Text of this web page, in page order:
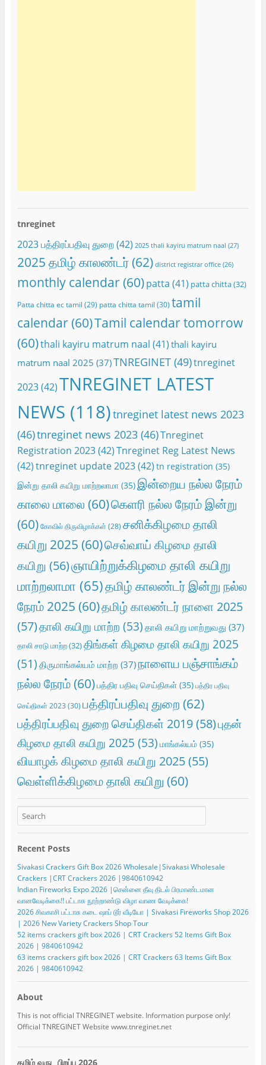
tnreginet
2023 பத்திரப்பதிவு துறை(42) 2025 thali kayiru matrum naal (27)
2025 தமிழ் காலண்டர்(62) district registrar office(26)
monthly calendar(60) patta (41) patta chitta(32)
Patta chitta ec tamil (29) patta chitta tamil (30) tamil
calendar(60)Tamil calendar tomorrow
(60)thali kayiru matrum naal (41) thali kayiru
matrum naal 2025 (37)TNREGINET(49)tnreginet
2023(42)TNREGINET LATEST
NEWS (118)tnreginet latest news 2023
(46)tnreginet news 2023(46)Tnreginet
Registration 2023(42)Tnreginet Reg Latest News
(42)tnreginet update 2023(42) tn registration (35)
இன்று தாலி கயிறு மாற்றலாமா(35)இன்றைய நல்ல நேரம்
காலை மாலை (60)கெளரி நல்ல நேரம் இன்று
(60) கோவில் திருவிழாக்கள் (28) சனிக்கிழமை தாலி
கயிறு 2025 (60)செவ்வாய் கிழமை தாலி
கயிறு (56)ஞாயிற்றுக்கிழமை தாலி கயிறு
மாற்றலாமா (65)தமிழ் காலண்டர் இன்று நல்ல
நேரம் 2025 (60)தமிழ் காலண்டர் நாளை 2025
(57)தாலி கயிறு மாற்ற (53) தாலி கயிறு மாற்றுவது (37)
தாலி சரடு மாற்ற(32)திங்கள் கிழமை தாலி கயிறு 2025
(51) திருமாங்கல்யம் மாற்ற (37)நாளைய பஞ்சாங்கம்
நல்ல நேரம்(60)பத்திர பதிவு செய்திகள்(35) பத்திர பதிவு
செய்திகள் 2023 (30) பத்திரப்பதிவு துறை (62)
பத்திரப்பதிவு துறை செய்திகள் 2019(58)புதன்
கிழமை தாலி கயிறு 2025 (53) மாங்கல்யம்(35)
வியாழக் கிழமை தாலி கயிறு 2025(55)
வெள்ளிக்கிழமை தாலி கயிறு (60)
Recent Posts
Sivakasi Crackers Gift Box 2026 Wholesale|Sivakasi Wholesale
Crackers |CRT Crackers 2026 |9840610942
Indian Fireworks Expo 2026 |சென்னை தீவு திடல் பிரமாண்டமான
வானவேடிக்கை!! பட்டாசு நூற்றாண்டு விழா வாண வேடிக்கை!
2026 சிவகாசி பட்டாசு கடை ஷாப் டூர் வீடியோ | Sivakasi Fireworks Shop 2026
| 2026 New Variety Crackers Shop Tour
52 items crackers gift box 2026 | CRT Crackers 52 Items Gift Box
2026 | 9840610942
63 items crackers gift box 2026 | CRT Crackers 63 Items Gift Box
2026 | 9840610942
About
This is not official TNREGINET website. Information purpose only!
Official TNREGINET Website www.tnreginet.net
தமிழ் வருட பிறப்பு 2026